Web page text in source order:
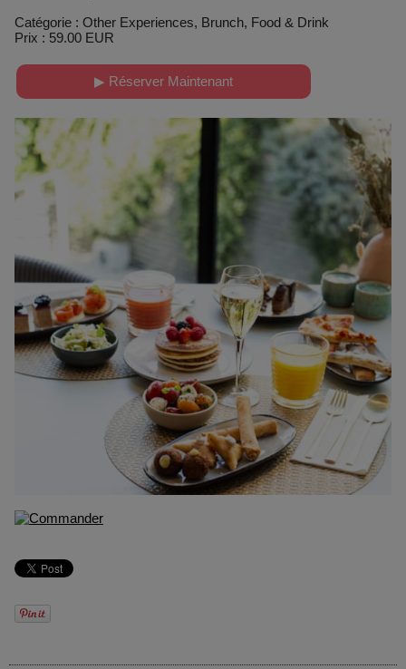
Catégorie : Other Experiences, Brunch, Food & Drink
Prix : 59.00 EUR
▶ Réserver Maintenant